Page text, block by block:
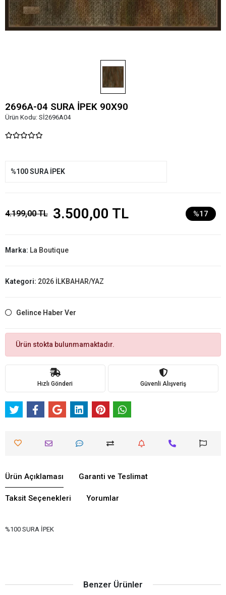
2696A-04 SURA İPEK 90X90
Ürün Kodu: Sİ2696A04
%100 SURA İPEK
4.199,00 TL 3.500,00 TL %17
Marka: La Boutique
Kategori: 2026 İLKBAHAR/YAZ
Gelince Haber Ver
Ürün stokta bulunmamaktadır.
Hızlı Gönderi Güvenli Alışveriş
Ürün Açıklaması Garanti ve Teslimat
Taksit Seçenekleri Yorumlar
%100 SURA İPEK
Benzer Ürünler